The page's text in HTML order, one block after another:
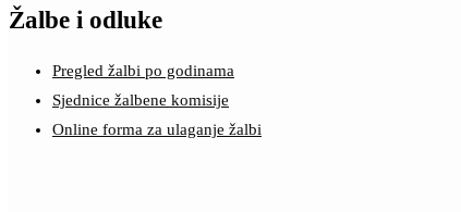
Žalbe i odluke
Pregled žalbi po godinama
Sjednice žalbene komisije
Online forma za ulaganje žalbi